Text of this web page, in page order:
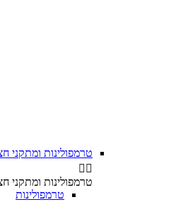
טרמפולינות ומתקני
 
טרמפולינות ומתקני
טרמפולינות